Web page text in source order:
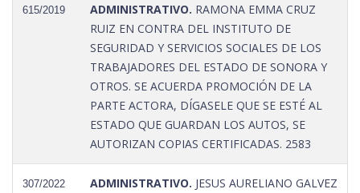
615/2019 ADMINISTRATIVO. RAMONA EMMA CRUZ
RUIZ EN CONTRA DEL INSTITUTO DE
SEGURIDAD Y SERVICIOS SOCIALES DE LOS
TRABAJADORES DEL ESTADO DE SONORA Y
OTROS. SE ACUERDA PROMOCIÓN DE LA
PARTE ACTORA, DÍGASELE QUE SE ESTÉ AL
ESTADO QUE GUARDAN LOS AUTOS, SE
AUTORIZAN COPIAS CERTIFICADAS. 2583
307/2022 ADMINISTRATIVO. JESUS AURELIANO GALVEZ